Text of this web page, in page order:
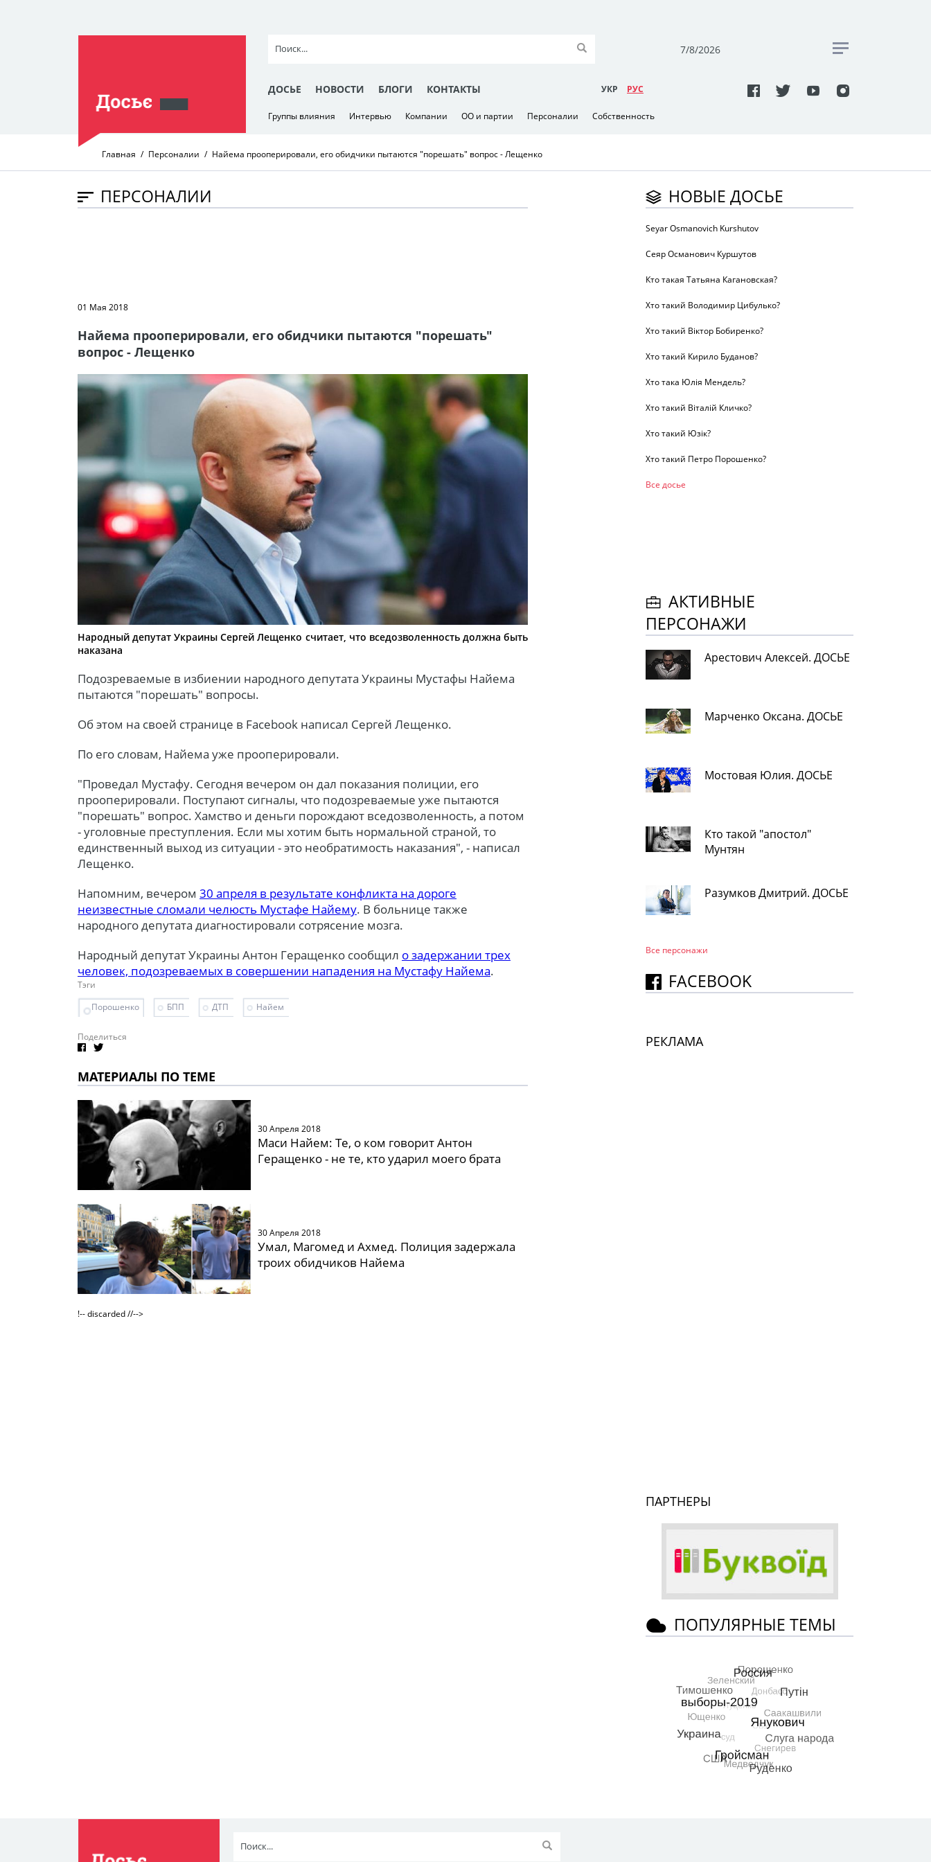
7/8/2026
ДОСЬЕ НОВОСТИ БЛОГИ КОНТАКТЫ УКР РУC
Группы влияния Интервью Компании ОО и партии Персоналии Собственность
Главная Персоналии Найема прооперировали, его обидчики пытаются "порешать" вопрос - Лещенко
ПЕРСОНАЛИИ
01 Мая 2018
Найема прооперировали, его обидчики пытаются "порешать"
вопрос - Лещенко
Народный депутат Украины Сергей Лещенко считает, что вседозволенность должна быть
наказана
Подозреваемые в избиении народного депутата Украины Мустафы Найема
пытаются "порешать" вопросы.
Об этом на своей странице в Facebook написал Сергей Лещенко.
По его словам, Найема уже прооперировали.
"Проведал Мустафу. Сегодня вечером он дал показания полиции, его
прооперировали. Поступают сигналы, что подозреваемые уже пытаются
"порешать" вопрос. Хамство и деньги порождают вседозволенность, а потом
- уголовные преступления. Если мы хотим быть нормальной страной, то
единственный выход из ситуации - это необратимость наказания", - написал
Лещенко.
Напомним, вечером 30 апреля в результате конфликта на дороге
неизвестные сломали челюсть Мустафе Найему. В больнице также
народного депутата диагностировали сотрясение мозга.
Народный депутат Украины Антон Геращенко сообщил о задержании трех
человек, подозреваемых в совершении нападения на Мустафу Найема.
Тэги
Порошенко
БПП ДТП Найем
Поделиться
МАТЕРИАЛЫ ПО ТЕМЕ
30 Апреля 2018
Маси Найем: Те, о ком говорит Антон
Геращенко - не те, кто ударил моего брата
30 Апреля 2018
Умал, Магомед и Ахмед. Полиция задержала
троих обидчиков Найема
!-- discarded //-->
НОВЫЕ ДОСЬЕ
Seyar Osmanovich Kurshutov
Сеяр Османович Куршутов
Кто такая Татьяна Кагановская?
Хто такий Володимир Цибулько?
Хто такий Віктор Бобиренко?
Хто такий Кирило Буданов?
Хто така Юлія Мендель?
Хто такий Віталій Кличко?
Хто такий Юзік?
Хто такий Петро Порошенко?
Все досье
АКТИВНЫЕ
ПЕРСОНАЖИ
Арестович Алексей. ДОСЬЕ
Марченко Оксана. ДОСЬЕ
Мостовая Юлия. ДОСЬЕ
Кто такой "апостол"
Мунтян
Разумков Дмитрий. ДОСЬЕ
Все персонажи
FACEBOOK
РЕКЛАМА
ПАРТНЕРЫ
ПОПУЛЯРНЫЕ ТЕМЫ